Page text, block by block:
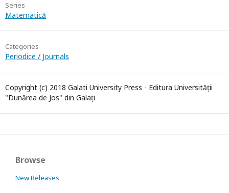
Series
Matematică
Categories
Periodice / Journals
Copyright (c) 2018 Galati University Press - Editura Universității
"Dunărea de Jos" din Galați
Browse
New Releases